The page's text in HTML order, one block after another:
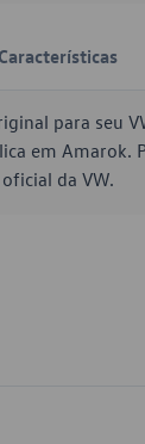
Características
para seu
em Amarok.
da VW.